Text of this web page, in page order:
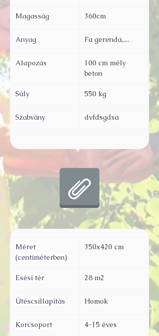
Magasság 360cm
Anyag Fa gerenda,....
Alapozás
100 cm mély
beton
Súly 550 kg
Szabvány dvfdsgdsa
Méret
(centiméterben)
350x420 cm
Esési tér 28 m2
Ütéscsillapítás Homok
Korcsoport 4-15 éves